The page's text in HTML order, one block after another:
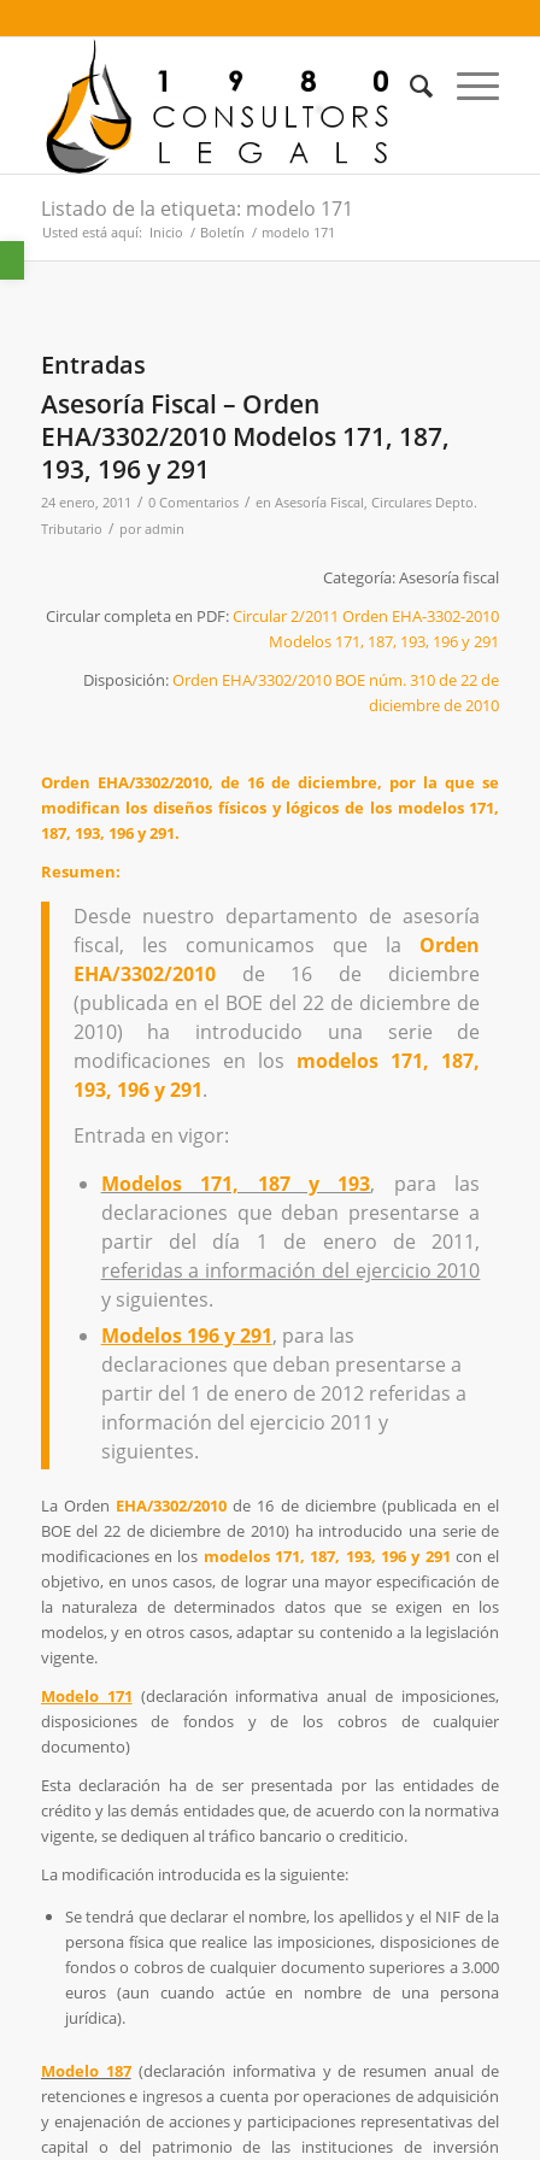
Abrir barra de herramientas
Listado de la etiqueta: modelo 171
Usted está aquí: Inicio / Boletín / modelo 171
Entradas
Asesoría Fiscal – Orden
EHA/3302/2010 Modelos 171, 187,
193, 196 y 291
24 enero, 2011 / 0 Comentarios / en Asesoría Fiscal, Circulares Depto.
Tributario / poradmin
Categoría: Asesoría fiscal
Circular completa en PDF:Circular 2/2011 Orden EHA-3302-2010
Modelos 171, 187, 193, 196 y 291
Disposición:Orden EHA/3302/2010 BOE núm. 310 de 22 de
diciembre de 2010
Orden EHA/3302/2010, de 16 de diciembre, por la que se
modifican los diseños físicos y lógicos de los modelos 171,
187, 193, 196 y 291.
Resumen:
Desde nuestro departamento de asesoría
fiscal, les comunicamos que la Orden
EHA/3302/2010de 16 de diciembre
(publicada en el BOE del 22 de diciembre de
2010) ha introducido una serie de
modificaciones en los modelos 171, 187,
193, 196 y 291.
Entrada en vigor:
Modelos 171, 187 y 193, para las
declaraciones que deban presentarse a
partir del día 1 de enero de 2011,
referidas a información del ejercicio 2010
y siguientes.
Modelos 196 y 291, para las
declaraciones que deban presentarse a
partir del 1 de enero de 2012 referidas a
información del ejercicio 2011 y
siguientes.
La Orden EHA/3302/2010 de 16 de diciembre (publicada en el
BOE del 22 de diciembre de 2010) ha introducido una serie de
modificaciones en los modelos 171, 187, 193, 196 y 291 con el
objetivo, en unos casos, de lograr una mayor especificación de
la naturaleza de determinados datos que se exigen en los
modelos, y en otros casos, adaptar su contenido a la legislación
vigente.
Modelo 171 (declaración informativa anual de imposiciones,
disposiciones de fondos y de los cobros de cualquier
documento)
Esta declaración ha de ser presentada por las entidades de
crédito y las demás entidades que, de acuerdo con la normativa
vigente, se dediquen al tráfico bancario o crediticio.
La modificación introducida es la siguiente:
Se tendrá que declarar el nombre, los apellidos y el NIF de la
persona física que realice las imposiciones, disposiciones de
fondos o cobros de cualquier documento superiores a 3.000
euros (aun cuando actúe en nombre de una persona
jurídica).
Modelo 187(declaración informativa y de resumen anual de
retenciones e ingresos a cuenta por operaciones de adquisición
y enajenación de acciones y participaciones representativas del
capital o del patrimonio de las instituciones de inversión